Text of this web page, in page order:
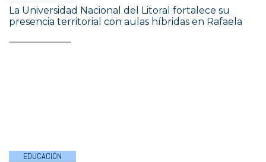
La Universidad Nacional del Litoral fortalece su
presencia territorial con aulas híbridas en Rafaela
EDUCACIÓN